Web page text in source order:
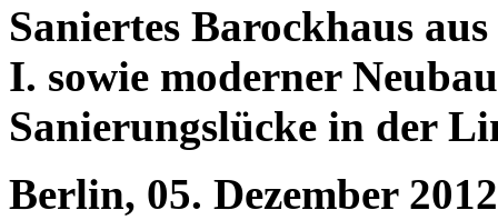
Saniertes Barockhaus
I. sowie moderner
Sanierungslücke in der
Berlin, 05. Dezember